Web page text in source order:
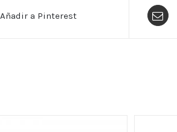
Añadir a Pinterest